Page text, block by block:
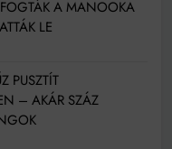
A MANOOKA
LE
PUSZTÍT
– AKÁR SZÁZ